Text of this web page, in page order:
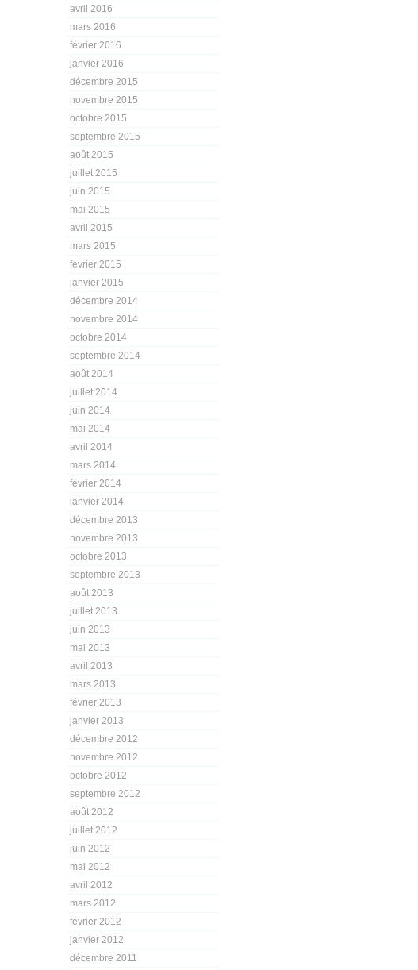
avril 2016
mars 2016
février 2016
janvier 2016
décembre 2015
novembre 2015
octobre 2015
septembre 2015
août 2015
juillet 2015
juin 2015
mai 2015
avril 2015
mars 2015
février 2015
janvier 2015
décembre 2014
novembre 2014
octobre 2014
septembre 2014
août 2014
juillet 2014
juin 2014
mai 2014
avril 2014
mars 2014
février 2014
janvier 2014
décembre 2013
novembre 2013
octobre 2013
septembre 2013
août 2013
juillet 2013
juin 2013
mai 2013
avril 2013
mars 2013
février 2013
janvier 2013
décembre 2012
novembre 2012
octobre 2012
septembre 2012
août 2012
juillet 2012
juin 2012
mai 2012
avril 2012
mars 2012
février 2012
janvier 2012
décembre 2011